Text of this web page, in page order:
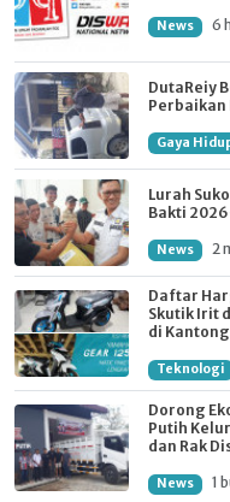
News 6
DutaReiy
Perbaikan
Gaya
Lurah
Bakti
News 2
Daftar
Skutik Irit
di Kantong
Teknologi
Dorong
Putih
dan Rak
News 1